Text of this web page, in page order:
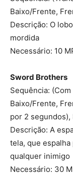
Baixo/Frente,
Descrição: O
mordida
Necessário: 10
Sword Brothers
Sequência:
Baixo/Frente,
por 2 segundos),
Descrição: A
tela, que
qualquer inimigo
Necessário: 30